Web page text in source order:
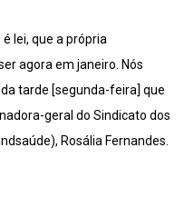
lei, que a própria
agora em janeiro. Nós
tarde [segunda-feira] que
geral do Sindicato dos
Rosália Fernandes.